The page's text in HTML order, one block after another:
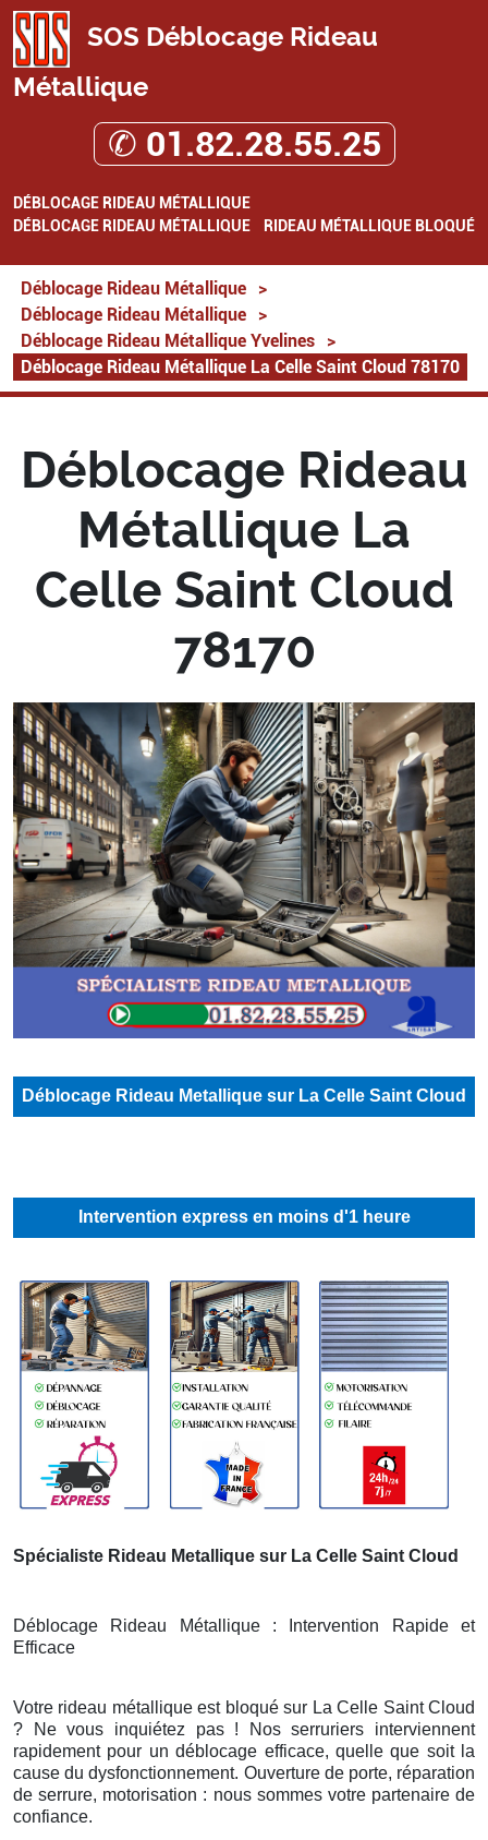
SOS Déblocage Rideau
Métallique
✆ 01.82.28.55.25
DÉBLOCAGE RIDEAU MÉTALLIQUE
DÉBLOCAGE RIDEAU MÉTALLIQUE
RIDEAU MÉTALLIQUE BLOQUÉ
Déblocage Rideau Métallique
>
Déblocage Rideau Métallique
>
Déblocage Rideau Métallique Yvelines
>
Déblocage Rideau Métallique La Celle Saint Cloud 78170
Déblocage Rideau
Métallique La
Celle Saint Cloud
78170
Déblocage Rideau Metallique sur La Celle Saint Cloud
Intervention express en moins d'1 heure
Spécialiste Rideau Metallique sur La Celle Saint Cloud
Déblocage Rideau Métallique : Intervention Rapide et
Efficace
Votre rideau métallique est bloqué sur La Celle Saint Cloud
? Ne vous inquiétez pas ! Nos serruriers interviennent
rapidement pour un déblocage efficace, quelle que soit la
cause du dysfonctionnement. Ouverture de porte, réparation
de serrure, motorisation : nous sommes votre partenaire de
confiance.